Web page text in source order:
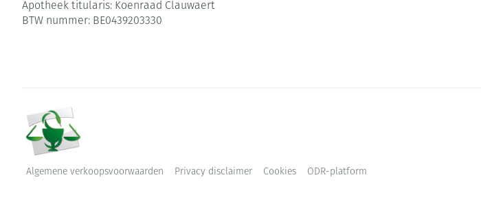
Apotheek titularis: Koenraad Clauwaert
BTW nummer: BE0439203330
Algemene verkoopsvoorwaarden Privacy disclaimer Cookies ODR-platform